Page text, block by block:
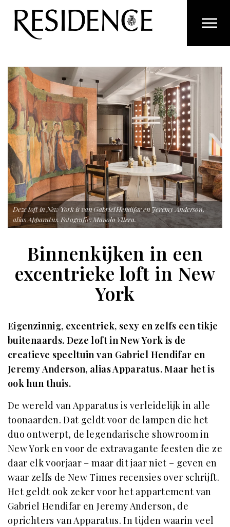
Overslaan en ga direct naar de inhoud
Deze loft in New York is van Gabriel Hendifar en Jeremy Anderson,
alias Apparatus. Fotografie: Manolo Yllera.
Binnenkijken in een
excentrieke loft in New
York
Eigenzinnig, excentriek, sexy en zelfs een tikje
buitenaards. Deze loft in New York is de
creatieve speeltuin van Gabriel Hendifar en
Jeremy Anderson, alias Apparatus. Maar het is
ook hun thuis.
De wereld van Apparatus is verleidelijk in alle
toonaarden. Dat geldt voor de lampen die het
duo ontwerpt, de legendarische showroom in
New York en voor de extravagante feesten die ze
daar elk voorjaar – maar dit jaar niet – geven en
waar zelfs de New Times recensies over schrijft.
Het geldt ook zeker voor het appartement van
Gabriel Hendifar en Jeremy Anderson, de
oprichters van Apparatus. In tijden waarin veel